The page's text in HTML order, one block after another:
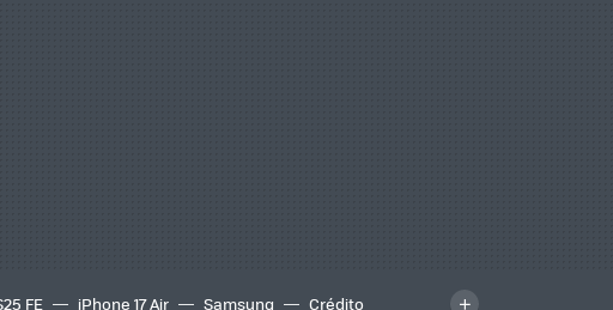
FE iPhone 17 Air Samsung
Crédito